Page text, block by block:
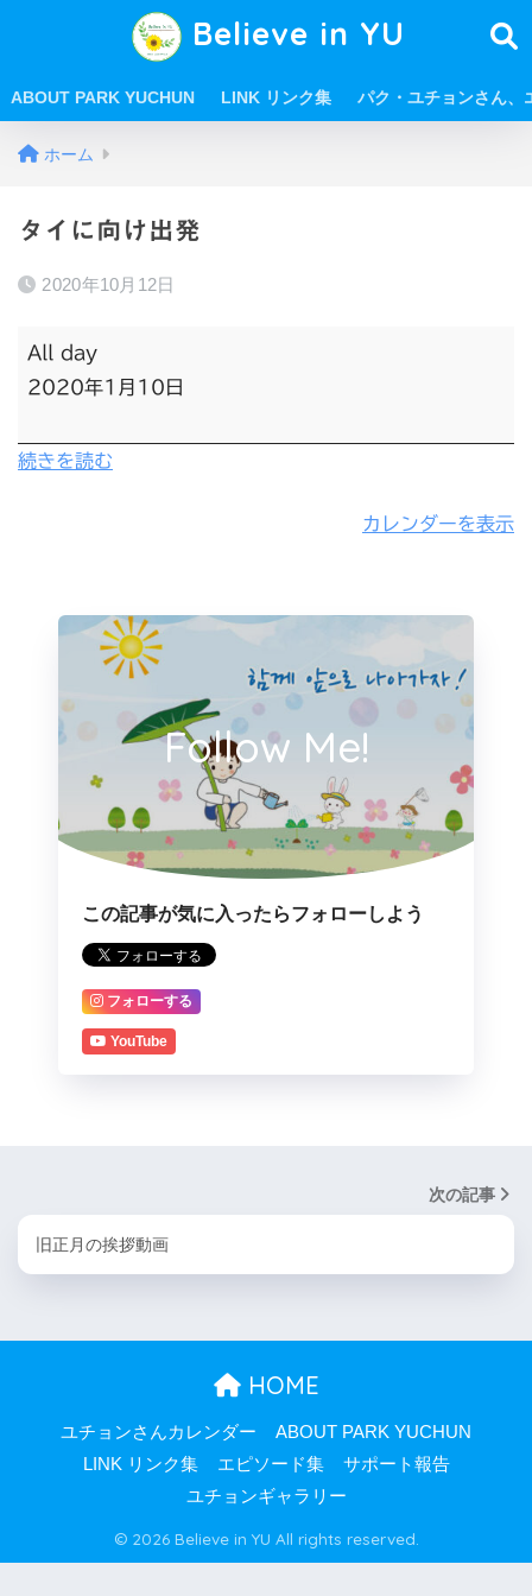
Believe in YU
ABOUT PARK YUCHUN LINK リンク集 パク・ユチョンさん、
ホーム
タイに向け出発
2020年10月12日
All day
2020年1月10日
続きを読む
カレンダーを表示
Follow Me!
この記事が気に入ったらフォローしよう
フォローする
YouTube
次の記事
旧正月の挨拶動画
HOME
ユチョンさんカレンダー
ABOUT PARK YUCHUN
LINK リンク集
エピソード集
サポート報告
ユチョンギャラリー
© 2026 Believe in YU All rights reserved.